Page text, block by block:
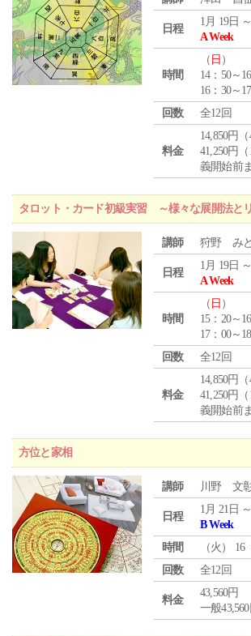
日程
1月 19日
A Week
時間
（ 日 ）
14：50～
16：30～
回数
全12回
料金
14,850円
41,250円
義開始前
タロット・カード初級実習 ～様々な展開法と
講師 狩野 み
日程
1月 19日
A Week
時間
（ 日 ）
15：20～
17：00～
回数
全12回
料金
14,850円
41,250円
義開始前
方位と家相
講師 川野 文
日程
1月 21日
B Week
時間
（火 ） 16
回数
全12回
料金
43,560円
一般